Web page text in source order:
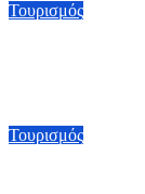
Τουρισμός
Τουρισμός